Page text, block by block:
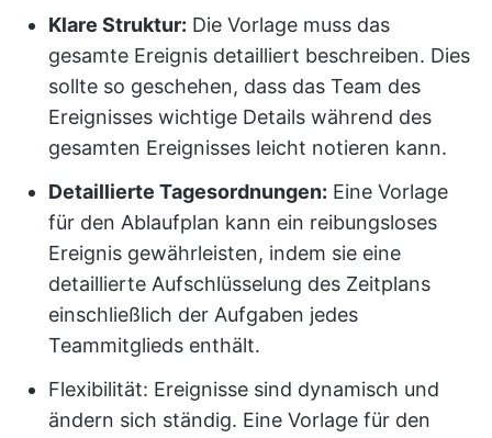
Klare Struktur: Die Vorlage muss das
gesamte Ereignis detailliert beschreiben. Dies
sollte so geschehen, dass das Team des
Ereignisses wichtige Details während des
gesamten Ereignisses leicht notieren kann.
Detaillierte Tagesordnungen: Eine Vorlage
für den Ablaufplan kann ein reibungsloses
Ereignis gewährleisten, indem sie eine
detaillierte Aufschlüsselung des Zeitplans
einschließlich der Aufgaben jedes
Teammitglieds enthält.
Flexibilität: Ereignisse sind dynamisch und
ändern sich ständig. Eine Vorlage für den